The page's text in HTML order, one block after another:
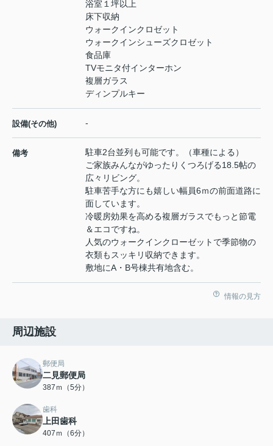
浴室１坪以上
床下収納
ウォークインクロゼット
ウォークインシューズクロゼット
食品庫
TVモニタ付インターホン
複層ガラス
ディンプルキー
設備(その他) -
備考
駐車2台並列も可能です。（車種による）
ご家族みんながゆったりくつろげる18.5帖の
広々リビング。
駐車苦手な方にも嬉しい幅員6ｍの前面道路に
面しています。
冷暖房効果を高める複層ガラスでもっと節電
＆エコですね。
人気のウォークインクローゼットで季節物の
衣類もスッキリ収納できます。
敷地にA・B号棟共有地含む。
情報の見方
周辺施設
郵便局
二見郵便局
387ｍ（5分）
歯科
上田歯科
407ｍ（6分）